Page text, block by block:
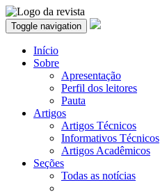
Toggle navigation
Início
Sobre
Apresentação
Perfil dos leitores
Pauta
Artigos
Artigos Técnicos
Informativos Técnicos
Artigos Acadêmicos
Seções
Todas as notícias